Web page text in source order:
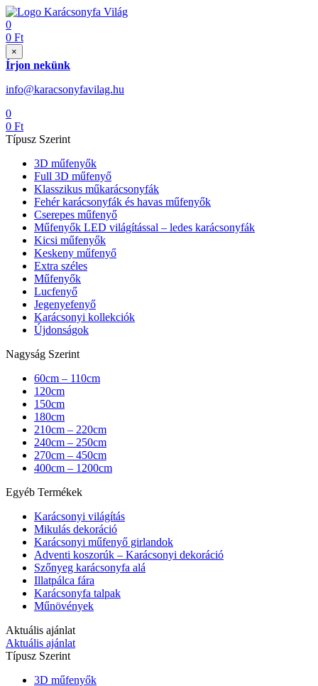
0
0 Ft
×
Írjon nekünk
info@karacsonyfavilag.hu
0
0 Ft
Típusz Szerint
3D műfenyők
Full 3D műfenyő
Klasszikus műkarácsonyfák
Fehér karácsonyfák és havas műfenyők
Cserepes műfenyő
Műfenyők LED világítással – ledes karácsonyfák
Kicsi műfenyők
Keskeny műfenyő
Extra széles
Műfenyők
Lucfenyő
Jegenyefenyő
Karácsonyi kollekciók
Újdonságok
Nagyság Szerint
60cm – 110cm
120cm
150cm
180cm
210cm – 220cm
240cm – 250cm
270cm – 450cm
400cm – 1200cm
Egyéb Termékek
Karácsonyi világítás
Mikulás dekoráció
Karácsonyi műfenyő girlandok
Adventi koszorúk – Karácsonyi dekoráció
Szőnyeg karácsonyfa alá
Illatpálca fára
Karácsonyfa talpak
Műnövények
Aktuális ajánlat
Aktuális ajánlat
Típusz Szerint
3D műfenyők